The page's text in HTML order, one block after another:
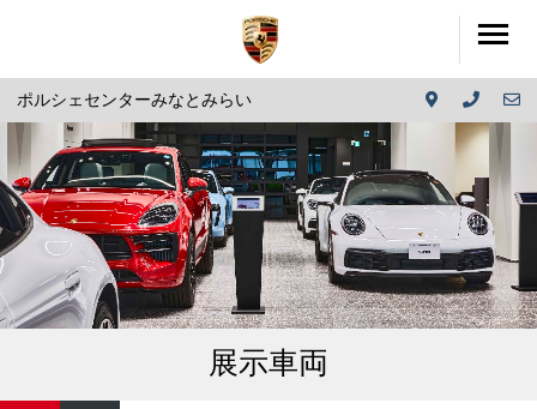
ポルシェセンターみなとみらい
展示車両